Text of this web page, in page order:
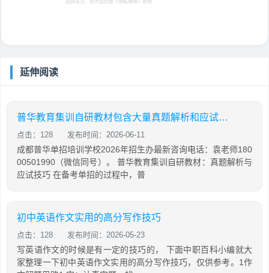
选择提交，视为您同意 《隐私保障》 条例
延伸阅读
普华教育集训自研教材包含大量真题解析和应试技巧
点击：128 发布时间：2026-06-11
成都普华单招培训学校2026年招生办最新咨询电话：袁老师180
00501990（微信同号）。 普华教育集训自研教材：真题解析与
应试技巧 在备考单招的过程中，普
初中英语作文实用的高分写作技巧
点击：128 发布时间：2026-05-23
写英语作文的时候是有一定的技巧的， 下面中职百科小编就大
家整理一下初中英语作文实用的高分写作技巧，仅供参考。1作